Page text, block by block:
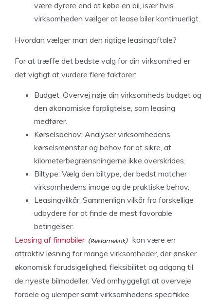
være dyrere end at købe en bil, især hvis
virksomheden vælger at lease biler kontinuerligt.
Hvordan vælger man den rigtige leasingaftale?
For at træffe det bedste valg for din virksomhed er
det vigtigt at vurdere flere faktorer:
Budget: Overvej nøje din virksomheds budget og
den økonomiske forpligtelse, som leasing
medfører.
Kørselsbehov: Analyser virksomhedens
kørselsmønster og behov for at sikre, at
kilometerbegrænsningerne ikke overskrides.
Biltype: Vælg den biltype, der bedst matcher
virksomhedens image og de praktiske behov.
Leasingvilkår: Sammenlign vilkår fra forskellige
udbydere for at finde de mest favorable
betingelser.
Leasing af firmabiler
kan være en
attraktiv løsning for mange virksomheder, der ønsker
økonomisk forudsigelighed, fleksibilitet og adgang til
de nyeste bilmodeller. Ved omhyggeligt at overveje
fordele og ulemper samt virksomhedens specifikke